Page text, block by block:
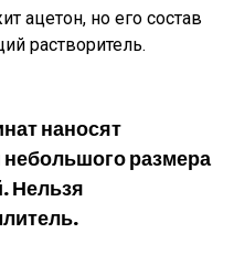
ацетон, но его состав
растворитель.
наносят
небольшого размера
Нельзя